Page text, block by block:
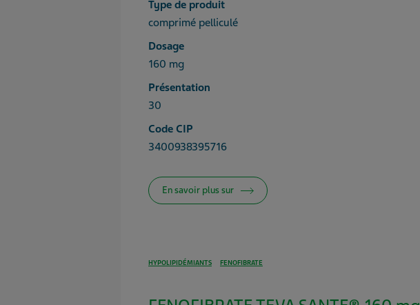
Type de produit
comprimé pelliculé
Dosage
160 mg
Présentation
30
Code CIP
3400938395716
En savoir plus sur
HYPOLIPIDÉMIANTS FENOFIBRATE